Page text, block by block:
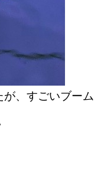
、すごいブーム